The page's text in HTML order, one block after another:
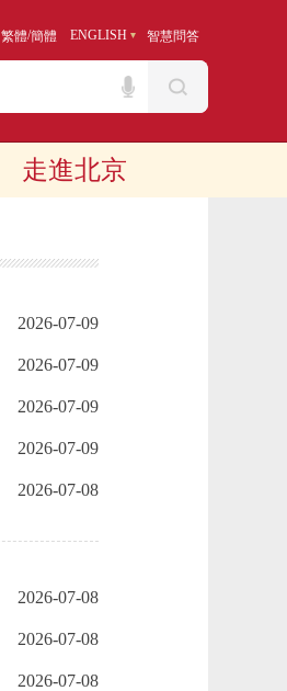
繁體/簡體 ENGLISH 智慧問答
走進北京
2026-07-09
2026-07-09
2026-07-09
2026-07-09
2026-07-08
2026-07-08
2026-07-08
2026-07-08